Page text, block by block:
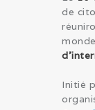
de
Initié